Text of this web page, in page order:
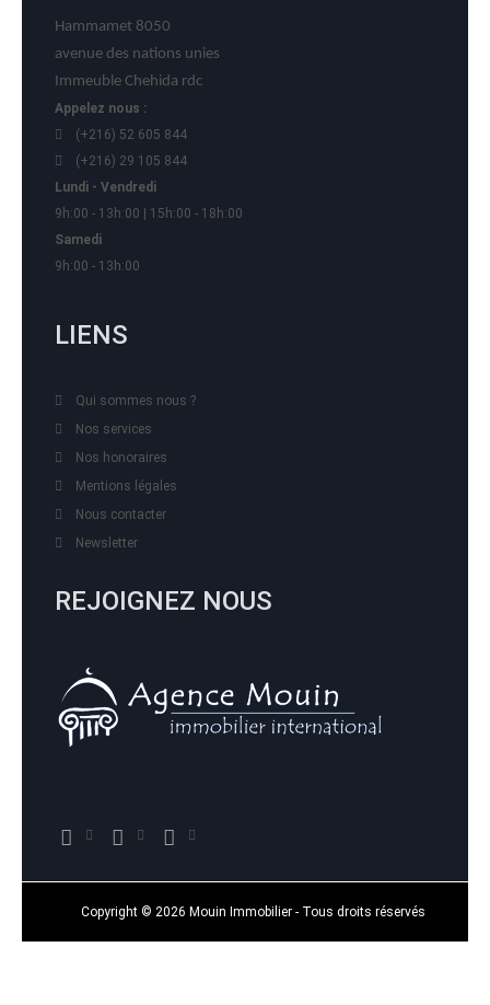
Hammamet 8050
avenue des nations unies
Immeuble Chehida rdc
Appelez nous :
(+216) 52 605 844
(+216) 29 105 844
Lundi - Vendredi
9h:00 - 13h:00 | 15h:00 - 18h:00
Samedi
9h:00 - 13h:00
LIENS
Qui sommes nous ?
Nos services
Nos honoraires
Mentions légales
Nous contacter
Newsletter
REJOIGNEZ NOUS
Copyright © 2026 Mouin Immobilier - Tous droits réservés